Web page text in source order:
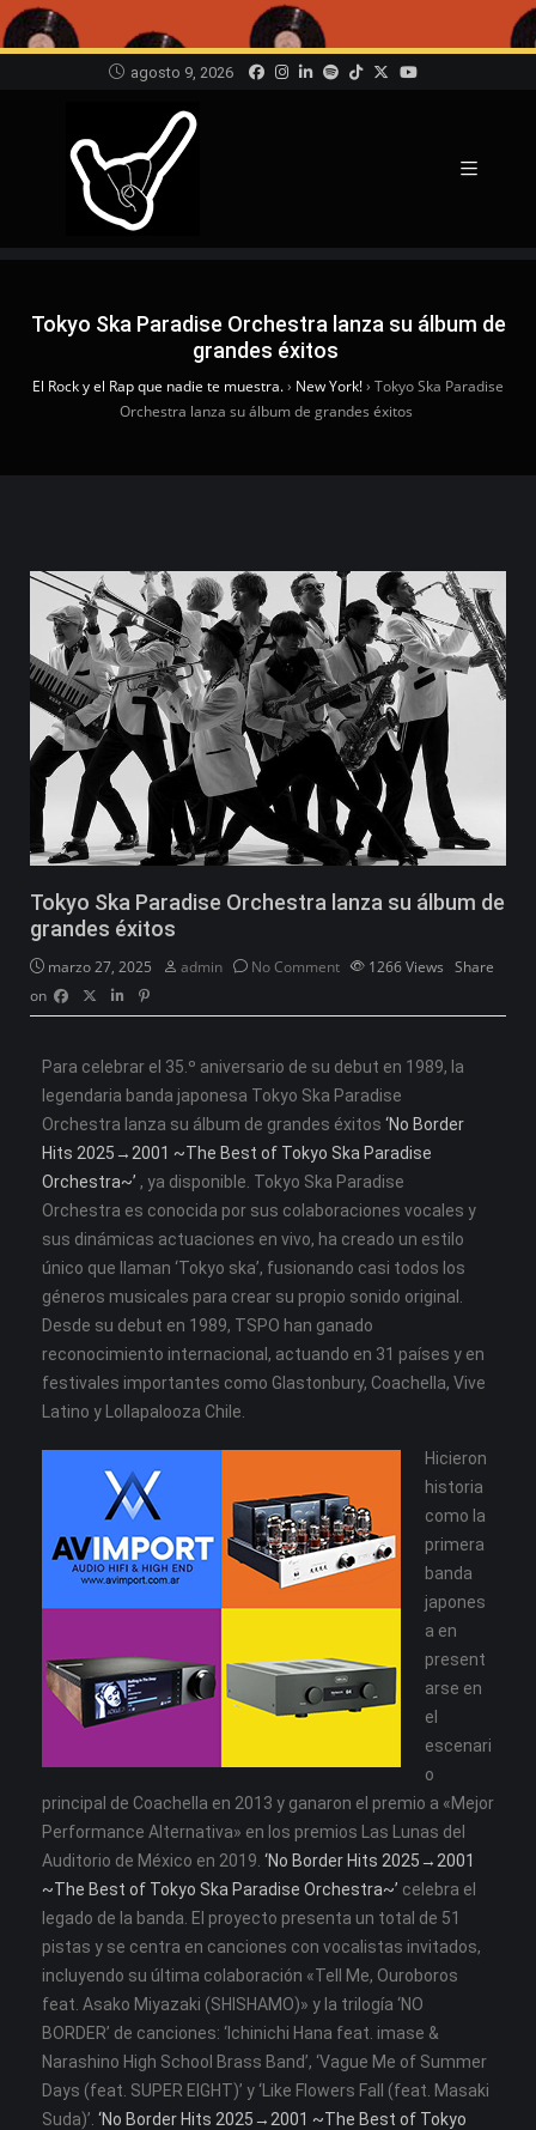
agosto 9, 2026
Tokyo Ska Paradise Orchestra lanza su álbum de
grandes éxitos
El Rock y el Rap que nadie te muestra.› New York!› Tokyo Ska Paradise
Orchestra lanza su álbum de grandes éxitos
Tokyo Ska Paradise Orchestra lanza su álbum de
grandes éxitos
marzo 27, 2025 admin No Comment 1266Views Share
on
Para celebrar el 35.º aniversario de su debut en 1989, la
legendaria banda japonesa Tokyo Ska Paradise
Orchestra lanza su álbum de grandes éxitos ‘No Border
Hits 2025→2001 ~The Best of Tokyo Ska Paradise
Orchestra~’ , ya disponible. Tokyo Ska Paradise
Orchestra es conocida por sus colaboraciones vocales y
sus dinámicas actuaciones en vivo, ha creado un estilo
único que llaman ‘Tokyo ska’, fusionando casi todos los
géneros musicales para crear su propio sonido original.
Desde su debut en 1989, TSPO han ganado
reconocimiento internacional, actuando en 31 países y en
festivales importantes como Glastonbury, Coachella, Vive
Latino y Lollapalooza Chile.
Hicieron
historia
como la
primera
banda
japones
a en
present
arse en
el
escenari
o
principal de Coachella en 2013 y ganaron el premio a «Mejor
Performance Alternativa» en los premios Las Lunas del
Auditorio de México en 2019. ‘No Border Hits 2025→2001
~The Best of Tokyo Ska Paradise Orchestra~’ celebra el
legado de la banda. El proyecto presenta un total de 51
pistas y se centra en canciones con vocalistas invitados,
incluyendo su última colaboración «Tell Me, Ouroboros
feat. Asako Miyazaki (SHISHAMO)» y la trilogía ‘NO
BORDER’ de canciones: ‘Ichinichi Hana feat. imase &
Narashino High School Brass Band’, ‘Vague Me of Summer
Days (feat. SUPER EIGHT)’ y ‘Like Flowers Fall (feat. Masaki
Suda)’. ‘No Border Hits 2025→2001 ~The Best of Tokyo